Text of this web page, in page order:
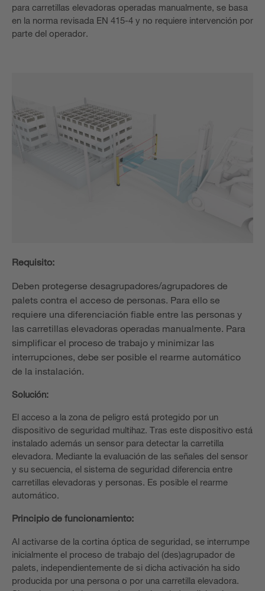
para carretillas elevadoras operadas manualmente, se basa
en la norma revisada EN 415-4 y no requiere intervención por
parte del operador.
Requisito:
Deben protegerse desagrupadores/agrupadores de
palets contra el acceso de personas. Para ello se
requiere una diferenciación fiable entre las personas y
las carretillas elevadoras operadas manualmente. Para
simplificar el proceso de trabajo y minimizar las
interrupciones, debe ser posible el rearme automático
de la instalación.
Solución:
El acceso a la zona de peligro está protegido por un
dispositivo de seguridad multihaz. Tras este dispositivo está
instalado además un sensor para detectar la carretilla
elevadora. Mediante la evaluación de las señales del sensor
y su secuencia, el sistema de seguridad diferencia entre
carretillas elevadoras y personas. Es posible el rearme
automático.
Principio de funcionamiento:
Al activarse de la cortina óptica de seguridad, se interrumpe
inicialmente el proceso de trabajo del (des)agrupador de
palets, independientemente de si dicha activación ha sido
producida por una persona o por una carretilla elevadora.